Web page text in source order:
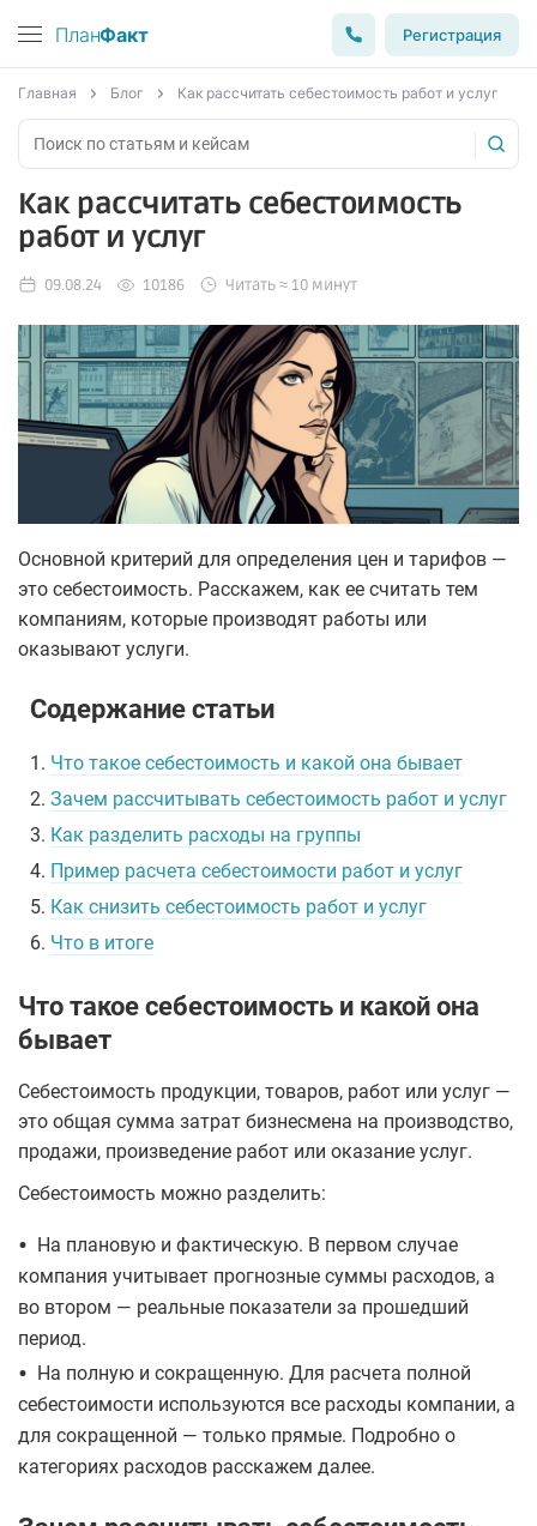
ПланФакт Регистрация
Главная Блог Как рассчитать себестоимость работ и услуг
Как рассчитать себестоимость
работ и услуг
09.08.24 10186 Читать ≈ 10 минут
Основной критерий для определения цен и тарифов —
это себестоимость. Расскажем, как ее считать тем
компаниям, которые производят работы или
оказывают услуги.
Содержание статьи
1. Что такое себестоимость и какой она бывает
2. Зачем рассчитывать себестоимость работ и услуг
3. Как разделить расходы на группы
4. Пример расчета себестоимости работ и услуг
5. Как снизить себестоимость работ и услуг
6. Что в итоге
Что такое себестоимость и какой она
бывает
Себестоимость продукции, товаров, работ или услуг —
это общая сумма затрат бизнесмена на производство,
продажи, произведение работ или оказание услуг.
Себестоимость можно разделить:
• На плановую и фактическую. В первом случае
компания учитывает прогнозные суммы расходов, а
во втором — реальные показатели за прошедший
период.
• На полную и сокращенную. Для расчета полной
себестоимости используются все расходы компании, а
для сокращенной — только прямые. Подробно о
категориях расходов расскажем далее.